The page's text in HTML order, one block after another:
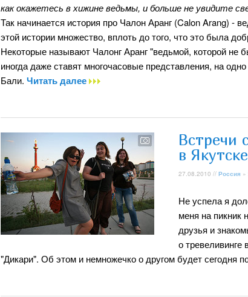
как окажетесь в хижине ведьмы, и больше не увидите
Так начинается история про Чалон Аранг (Calon Arang) -
этой истории множество, вплоть до того, что это была
Некоторые называют Чалонг Аранг "ведьмой, которой не
иногда даже ставят многочасовые представления, на
Бали. Читать далее
Встречи
в Якутске
27.08.2010 // Россия »
Не успела я
меня на пикник
друзья и
о тревеливинге
"Дикари". Об этом и немножечко о другом будет сегодня